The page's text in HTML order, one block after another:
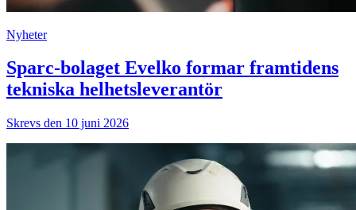
Nyheter
Sparc-bolaget Evelko formar framtidens
tekniska helhetsleverantör
Skrevs den 10 juni 2026